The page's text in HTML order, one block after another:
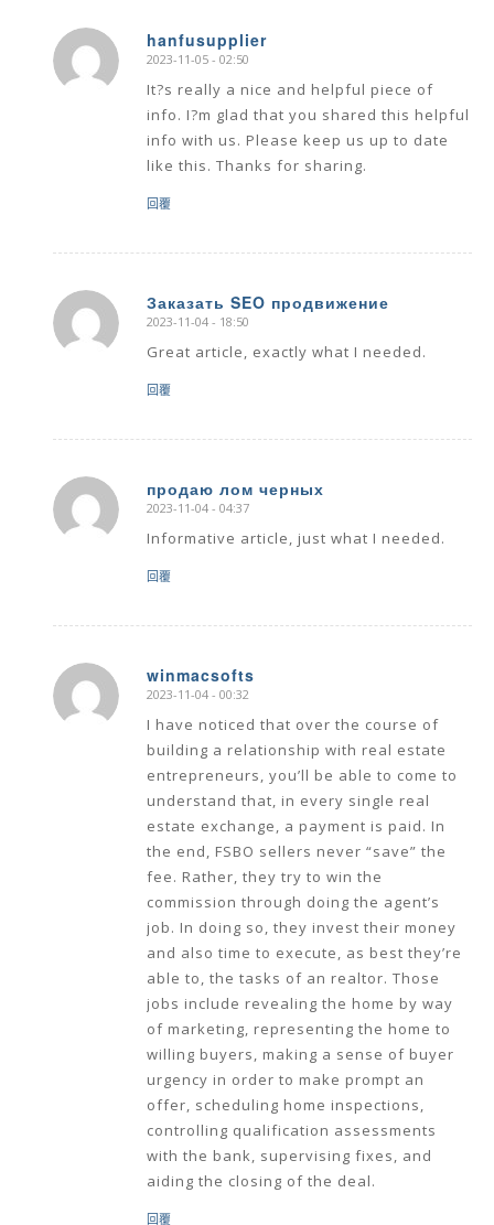
hanfusupplier
says:
2023-11-05 - 02:50
It?s really a nice and helpful piece of
info. I?m glad that you shared this helpful
info with us. Please keep us up to date
like this. Thanks for sharing.
回覆
Заказать SEO продвижение
says:
2023-11-04 - 18:50
Great article, exactly what I needed.
回覆
продаю лом черных
says:
2023-11-04 - 04:37
Informative article, just what I needed.
回覆
winmacsofts
says:
2023-11-04 - 00:32
I have noticed that over the course of
building a relationship with real estate
entrepreneurs, you’ll be able to come to
understand that, in every single real
estate exchange, a payment is paid. In
the end, FSBO sellers never “save” the
fee. Rather, they try to win the
commission through doing the agent’s
job. In doing so, they invest their money
and also time to execute, as best they’re
able to, the tasks of an realtor. Those
jobs include revealing the home by way
of marketing, representing the home to
willing buyers, making a sense of buyer
urgency in order to make prompt an
offer, scheduling home inspections,
controlling qualification assessments
with the bank, supervising fixes, and
aiding the closing of the deal.